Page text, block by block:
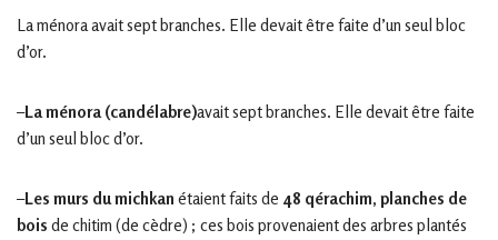
La ménora avait sept branches. Elle devait être faite d’un seul bloc
d’or.
–La ménora (candélabre)avait sept branches. Elle devait être faite
d’un seul bloc d’or.
–Les murs du michkan étaient faits de 48 qérachim, planches de
bois de chitim (de cèdre) ; ces bois provenaient des arbres plantés